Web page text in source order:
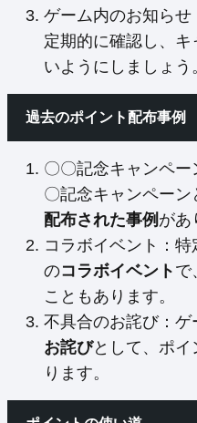
ゲーム内のお知らせ
定期的に確認し、
いようにしましょう
過去のポイント配布事例
〇〇記念キャンペ
〇記念キャンペーン
配布された事例 があ
コラボイベント：
のコラボイベント で
こともあります。
不具合のお詫び：ゲ
お詫びとして、ポイ
ります。